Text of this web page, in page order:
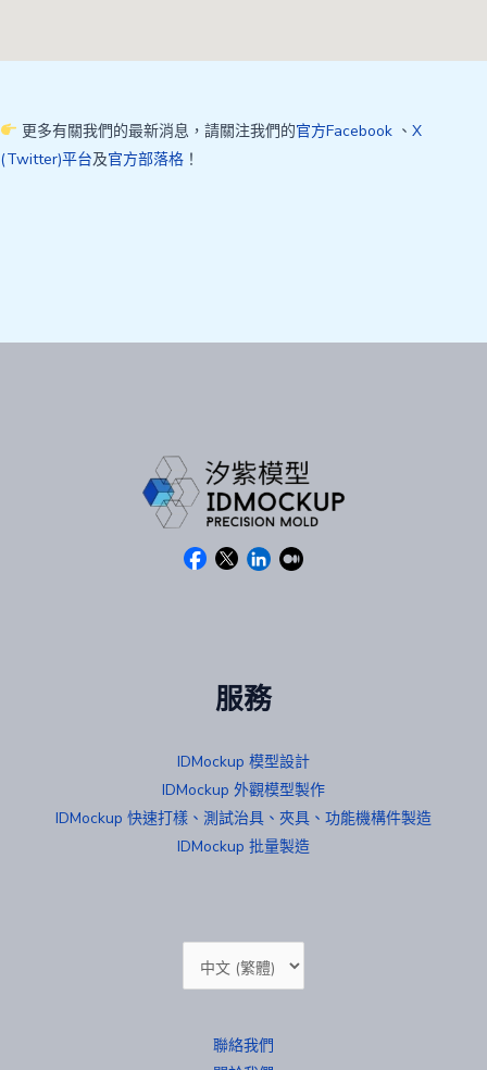
更多有關我們的最新消息，請關注我們的官方Facebook、 X
(Twitter)平台及官方部落格 ！
服務
IDMockup 模型設計
IDMockup 外觀模型製作
IDMockup 快速打樣、測試治具、夾具、功能機構件製造
IDMockup 批量製造
Choose
a
聯絡我們